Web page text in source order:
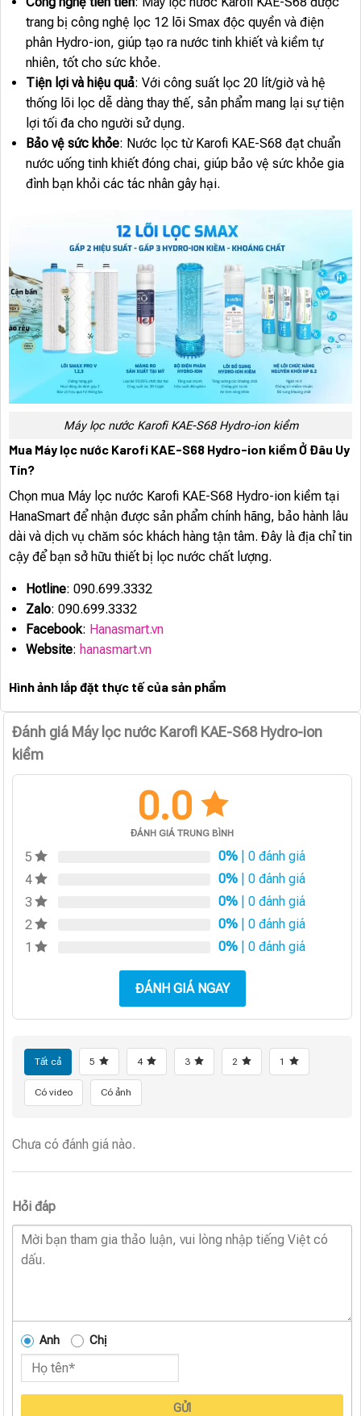
trang bị công nghệ lọc 12 lõi Smax độc quyền và điện
phân Hydro-ion, giúp tạo ra nước tinh khiết và kiềm tự
nhiên, tốt cho sức khỏe.
Tiện lợi và hiệu quả: Với công suất lọc 20 lít/giờ và hệ
thống lõi lọc dễ dàng thay thế, sản phẩm mang lại sự tiện
lợi tối đa cho người sử dụng.
Bảo vệ sức khỏe: Nước lọc từ Karofi KAE-S68 đạt chuẩn
nước uống tinh khiết đóng chai, giúp bảo vệ sức khỏe gia
đình bạn khỏi các tác nhân gây hại.
Máy lọc nước Karofi KAE-S68 Hydro-ion kiềm
Mua Máy lọc nước Karofi KAE-S68 Hydro-ion kiềm Ở Đâu Uy
Tín?
Chọn mua Máy lọc nước Karofi KAE-S68 Hydro-ion kiềm tại
HanaSmart để nhận được sản phẩm chính hãng, bảo hành lâu
dài và dịch vụ chăm sóc khách hàng tận tâm. Đây là địa chỉ tin
cậy để bạn sở hữu thiết bị lọc nước chất lượng.
Hotline: 090.699.3332
Zalo: 090.699.3332
Facebook: Hanasmart.vn
Website: hanasmart.vn
Hình ảnh lắp đặt thực tế của sản phẩm
Đánh giá Máy lọc nước Karofi KAE-S68 Hydro-ion
kiềm
0.0
ĐÁNH GIÁ TRUNG BÌNH
5 0% | 0 đánh giá
4
0% | 0 đánh giá
3
0% | 0 đánh giá
2
0% | 0 đánh giá
1
0% | 0 đánh giá
ĐÁNH GIÁ NGAY
Tất cả 5 4 3 2 1
Có video Có ảnh
Chưa có đánh giá nào.
Hỏi đáp
Anh Chị
GỬI